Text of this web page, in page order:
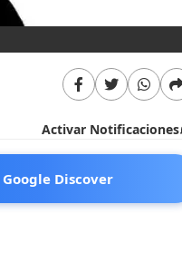
Activar Notificaciones
Discover